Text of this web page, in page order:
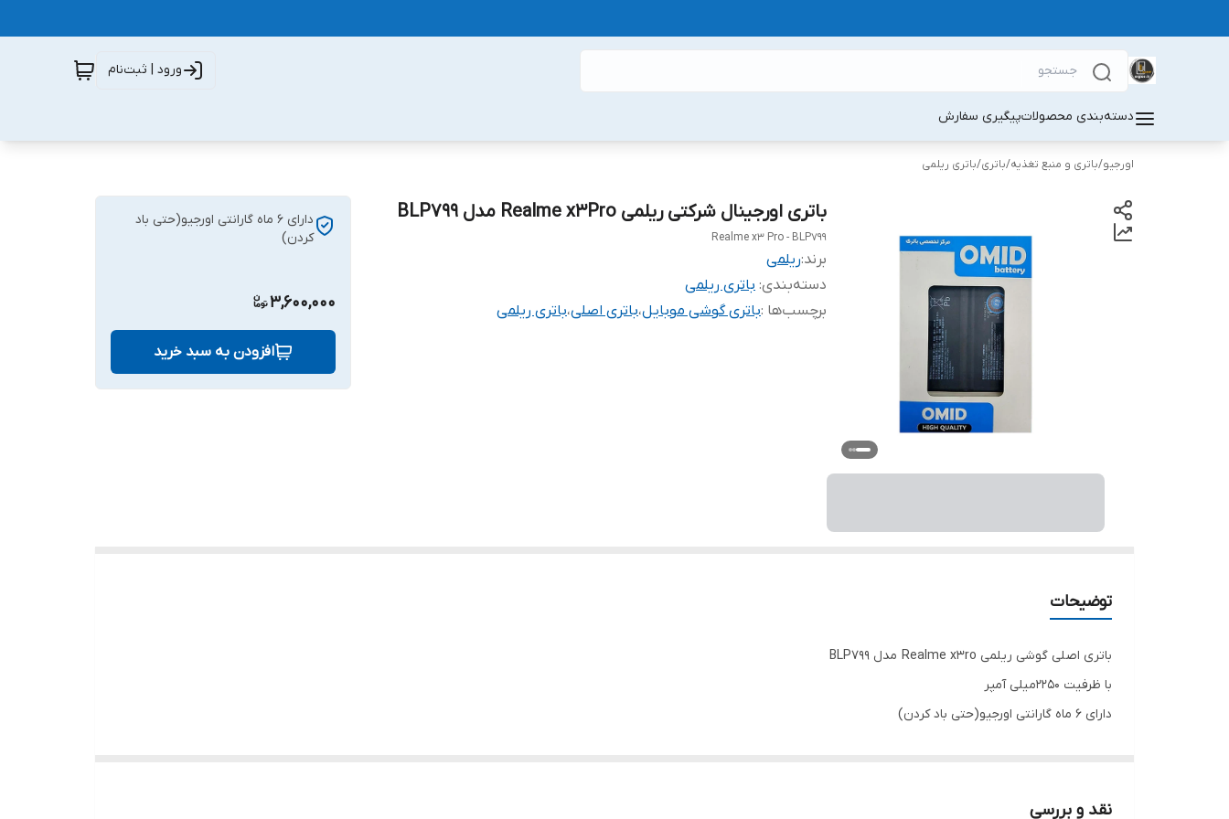
ورود | ثبت‌نام
دسته‌بندی محصولاتپیگیری سفارش
اورجیو/باتری و منبع تغذیه/باتری/باتری ریلمی
باتری اورجینال شرکتی ریلمی Realme x3Pro مدل BLP799
Realme x3 Pro - BLP799
برند:ریلمی
دسته‌بندی: باتری ریلمی
برچسب‌ها :باتری گوشی موبایل،باتری اصلی،باتری ریلمی
دارای 6 ماه گارانتی اورجیو(حتی باد
کردن)
3,600,000
افزودن به سبد خرید
توضیحات
باتری اصلی گوشی ریلمی Realme x3ro مدل BLP799
با ظرفیت 2250میلی آمپر
دارای 6 ماه گارانتی اورجیو(حتی باد کردن)
نقد و بررسی